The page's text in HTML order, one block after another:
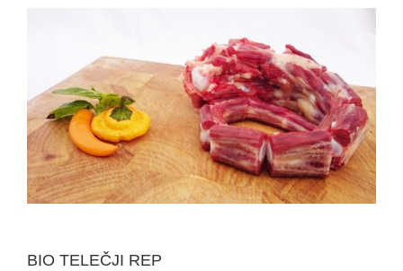
BIO TELEČJI REP